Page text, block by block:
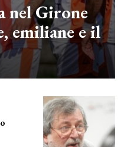
nel Girone
emiliane e il